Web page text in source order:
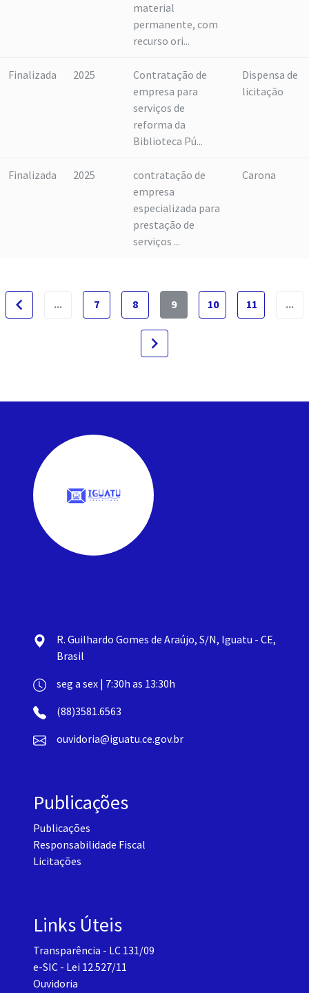
material
permanente, com
recurso ori...
Finalizada 2025
Contratação de
empresa para
serviços de
reforma da
Biblioteca Pú...
Dispensa de
licitação
Finalizada 2025
contratação de
empresa
especializada para
prestação de
serviços ...
Carona
navigate_before ... 7 8 9 10 11 ...
navigate_next
R. Guilhardo Gomes de Araújo, S/N, Iguatu - CE,
Brasil
seg a sex | 7:30h as 13:30h
(88)3581.6563
ouvidoria@iguatu.ce.gov.br
Publicações
Publicações
Responsabilidade Fiscal
Licitações
Links Úteis
Transparência - LC 131/09
e-SIC - Lei 12.527/11
Ouvidoria